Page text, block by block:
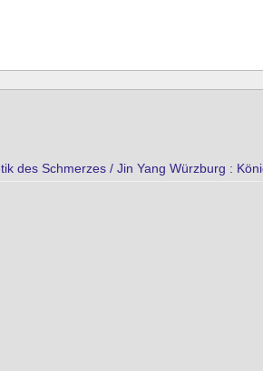
des Schmerzes / Jin Yang Würzburg :